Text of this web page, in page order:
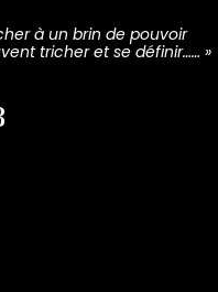
à un brin de pouvoir
tricher et se définir…… »